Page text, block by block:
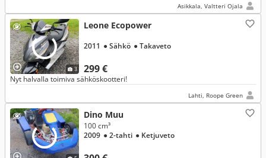
Asikkala, Valtteri Ojala
3
Leone Ecopower
299 €
2011 ● Sähkö ● Takaveto
Nyt halvalla toimiva sähköskootteri!
Lahti, Roope Green
Dino Muu
100 cm³
2009 ● 2-tahti ● Ketjuveto